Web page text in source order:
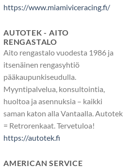
https://www.miamiviceracing.fi/
AUTOTEK - AITO
RENGASTALO
Aito rengastalo vuodesta 1986 ja
itsenäinen rengasyhtiö
pääkaupunkiseudulla.
Myyntipalvelua, konsultointia,
huoltoa ja asennuksia – kaikki
saman katon alla Vantaalla. Autotek
= Retrorenkaat. Tervetuloa!
https://autotek.fi
AMERICAN SERVICE